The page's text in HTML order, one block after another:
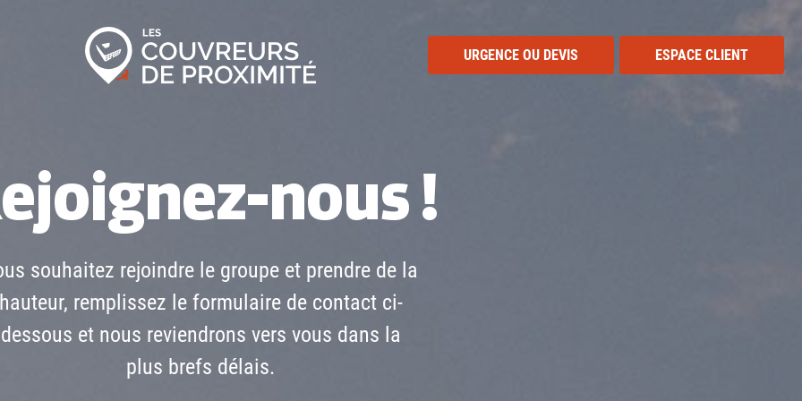
URGENCE OU DEVIS ESPACE CLIENT
nous !
souhaitez rejoindre le groupe et prendre de la
remplissez le formulaire de contact ci-
dessous et nous reviendrons vers vous dans la
plus brefs délais.